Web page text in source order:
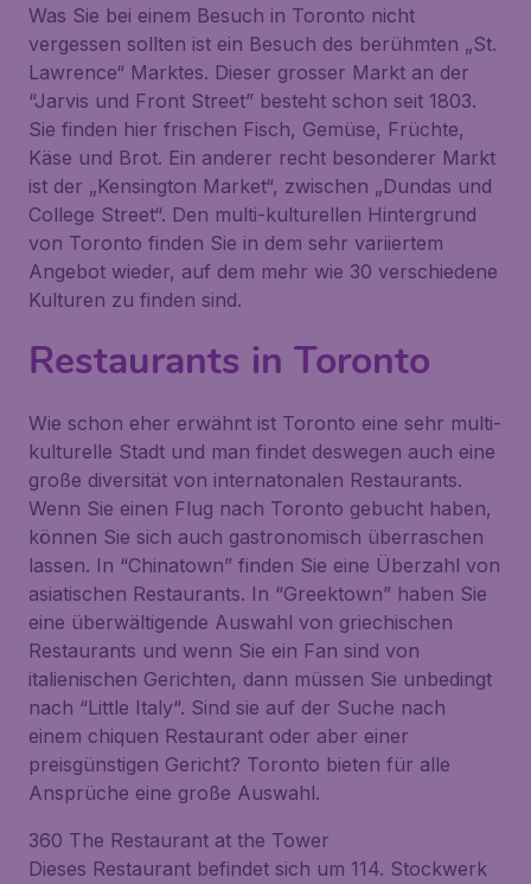
Was Sie bei einem Besuch in Toronto nicht
vergessen sollten ist ein Besuch des berühmten „St.
Lawrence“ Marktes. Dieser grosser Markt an der
“Jarvis und Front Street” besteht schon seit 1803.
Sie finden hier frischen Fisch, Gemüse, Früchte,
Käse und Brot. Ein anderer recht besonderer Markt
ist der „Kensington Market“, zwischen „Dundas und
College Street“. Den multi-kulturellen Hintergrund
von Toronto finden Sie in dem sehr variiertem
Angebot wieder, auf dem mehr wie 30 verschiedene
Kulturen zu finden sind.
Restaurants in Toronto
Wie schon eher erwähnt ist Toronto eine sehr multi-
kulturelle Stadt und man findet deswegen auch eine
große diversität von internatonalen Restaurants.
Wenn Sie einen Flug nach Toronto gebucht haben,
können Sie sich auch gastronomisch überraschen
lassen. In “Chinatown” finden Sie eine Überzahl von
asiatischen Restaurants. In “Greektown” haben Sie
eine überwältigende Auswahl von griechischen
Restaurants und wenn Sie ein Fan sind von
italienischen Gerichten, dann müssen Sie unbedingt
nach “Little Italy“. Sind sie auf der Suche nach
einem chiquen Restaurant oder aber einer
preisgünstigen Gericht? Toronto bieten für alle
Ansprüche eine große Auswahl.
360 The Restaurant at the Tower
Dieses Restaurant befindet sich um 114. Stockwerk